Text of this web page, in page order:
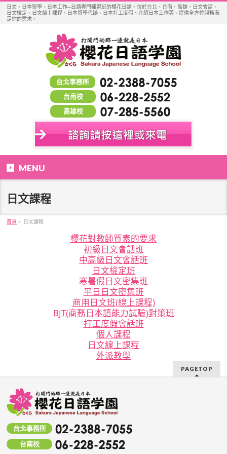
日文、日本留學、日本工作─日語專門補習班的櫻花日語。位於台北、台南、高雄。日文會話、
日文檢定、日文線上課程、日本留學代辦、日本打工度假、介紹日本工作等、提供全方位服務滿
足你的需求。
台北事務所
台南校
高雄校
MENU
日文課程
首頁 » 日文課程
櫻花對教師質素的要求
初級日文會話班
中高級日文會話班
日文檢定班
寒暑假日文密集班
平日日文密集班
商用日文班(線上課程)
BJT(商務日本語能力試驗)對策班
打工度假會話班
個人課程
日文線上課程
外派教學
PAGETOP
台北事務所
台南校